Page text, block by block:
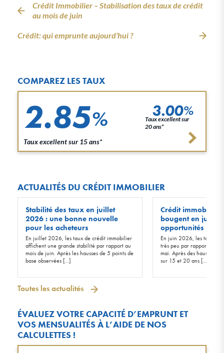
Crédit Immobilier – Stabilisation des taux de crédit
au mois de juin
Crédit: qui emprunte aujourd’hui ?
COMPAREZ LES TAUX
2.85%
Taux excellent sur 15 ans*
3.00%
Taux excellent sur
20 ans*
ACTUALITÉS DU CRÉDIT IMMOBILIER
Stabilité des taux en juillet
2026 : une bonne nouvelle
pour les acheteurs
En juillet 2026, les taux de crédit immobilier
affichent une grande stabilité par rapport au
mois de juin. Après les hausses de 5 points de
base observées […]
Crédit immobilier
bougent en juin
opportunités !
En juin 2026, les taux
très peu par rapport à
mai. Après des hausses
sur 15 et 20 ans […]
Toutes les actualités
ÉVALUEZ VOTRE CAPACITÉ D’EMPRUNT ET
VOS MENSUALITÉS À L’AIDE DE NOS
CALCULETTES !